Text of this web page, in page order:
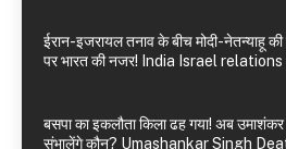
ईरान-इजरायल तनाव के बीच मोदी-नेतन्याहू
पर भारत की नजर! India Israel
बसपा का इकलौता किला ढह गया! अब उमाशंकर
संभालेंगे कौन? Umashankar Singh